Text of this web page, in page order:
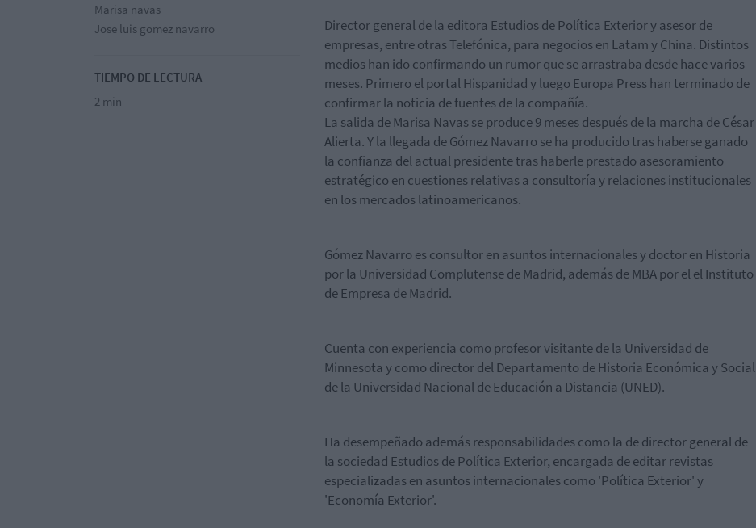
Marisa navas
Jose luis gomez navarro
TIEMPO DE LECTURA
2 min
Director general de la editora Estudios de Política Exterior y asesor de
empresas, entre otras Telefónica, para negocios en Latam y China. Distintos
medios han ido confirmando un rumor que se arrastraba desde hace varios
meses. Primero el portal Hispanidad y luego Europa Press han terminado de
confirmar la noticia de fuentes de la compañía.
La salida de Marisa Navas se produce 9 meses después de la marcha de César
Alierta. Y la llegada de Gómez Navarro se ha producido tras haberse ganado
la confianza del actual presidente tras haberle prestado asesoramiento
estratégico en cuestiones relativas a consultoría y relaciones institucionales
en los mercados latinoamericanos.
Gómez Navarro es consultor en asuntos internacionales y doctor en Historia
por la Universidad Complutense de Madrid, además de MBA por el el Instituto
de Empresa de Madrid.
Cuenta con experiencia como profesor visitante de la Universidad de
Minnesota y como director del Departamento de Historia Económica y Social
de la Universidad Nacional de Educación a Distancia (UNED).
Ha desempeñado además responsabilidades como la de director general de
la sociedad Estudios de Política Exterior, encargada de editar revistas
especializadas en asuntos internacionales como 'Política Exterior' y
'Economía Exterior'.